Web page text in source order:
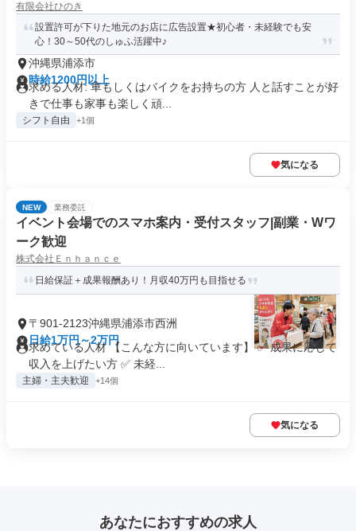
有限会社ひのき
設置許可が下りた地元のお店に広告設置★初心者・未経験でも安
心！30～50代のしゅふ活躍中♪
沖縄県浦添市
時給1200円以上
求める人材: 車もしくはバイクをお持ちの方 人と話すことが好
きで仕事も家事も楽しく頑...
シフト自由 +1個
気になる
NEW 業務委託
イベント会場でのスマホ案内・受付スタッフ|副業・Wワ
ーク歓迎
株式会社Ｅｎｈａｎｃｅ
日給保証＋成果報酬あり！月収40万円も目指せる
〒901-2123沖縄県浦添市西洲
日給1万円～2万円
求めている人材 【こんな方に向いています】 ✅ 成果に応じて
収入を上げたい方 ✅ 未経...
主婦・主夫歓迎 +14個
気になる
あなたにおすすめの求人